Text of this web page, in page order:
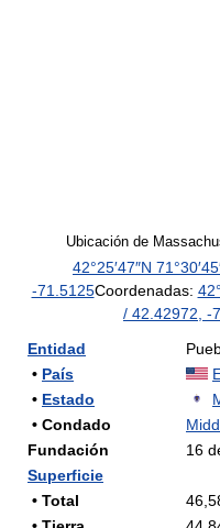
Ubicación de
42°25′47″N
-71.5125Coordenadas:
/ 42.42972 -
Entidad
• País
• Estado
• Condado
Fundación
16
Superficie
• Total